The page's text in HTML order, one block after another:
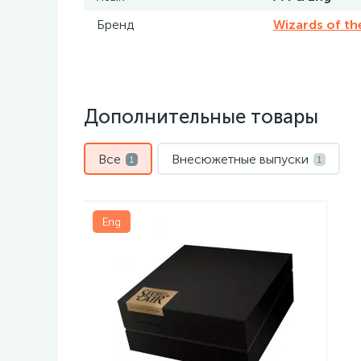
Бренд
Wizards of
Дополнительные товары
Все 1 Внесюжетные выпуски 1
Eng